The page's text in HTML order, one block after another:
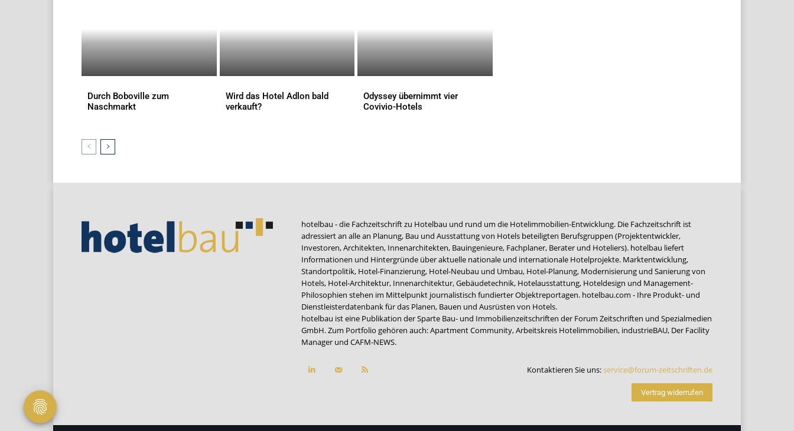
Durch Boboville zum
Naschmarkt
Wird das Hotel Adlon bald
verkauft?
Odyssey übernimmt vier
Covivio-Hotels
hotelbau - die Fachzeitschrift zu Hotelbau und rund um die Hotelimmobilien-Entwicklung. Die Fachzeitschrift ist
adressiert an alle an Planung, Bau und Ausstattung von Hotels beteiligten Berufsgruppen (Projektentwickler,
Investoren, Architekten, Innenarchitekten, Bauingenieure, Fachplaner, Berater und Hoteliers). hotelbau liefert
Informationen und Hintergründe über aktuelle nationale und internationale Hotelprojekte. Marktentwicklung,
Standortpolitik, Hotel-Finanzierung, Hotel-Neubau und Umbau, Hotel-Planung, Modernisierung und Sanierung von
Hotels, Hotel-Architektur, Innenarchitektur, Gebäudetechnik, Hotelausstattung, Hoteldesign und Management-
Philosophien stehen im Mittelpunkt journalistisch fundierter Objektreportagen. hotelbau.com - Ihre Produkt- und
Dienstleisterdatenbank für das Planen, Bauen und Ausrüsten von Hotels.
hotelbau ist eine Publikation der Sparte Bau- und Immobilienzeitschriften der Forum Zeitschriften und Spezialmedien
GmbH. Zum Portfolio gehören auch:Apartment Community,Arbeitskreis Hotelimmobilien, industrieBAU, Der Facility
Manager und CAFM-NEWS.
Kontaktieren Sie uns:service@forum-zeitschriften.de
Vertrag widerrufen